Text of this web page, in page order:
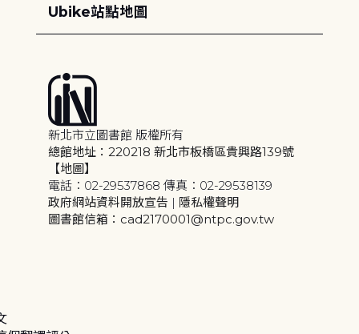
Ubike站點地圖
新北市立圖書館 版權所有
總館地址：220218 新北市板橋區貴興路139號
【地圖】
電話：02-29537868 傳真：02-29538139
政府網站資料開放宣告 | 隱私權聲明
圖書館信箱：cad2170001@ntpc.gov.tw